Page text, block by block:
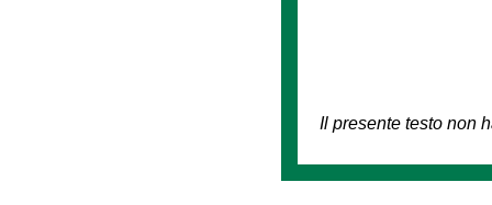
Il presente testo non